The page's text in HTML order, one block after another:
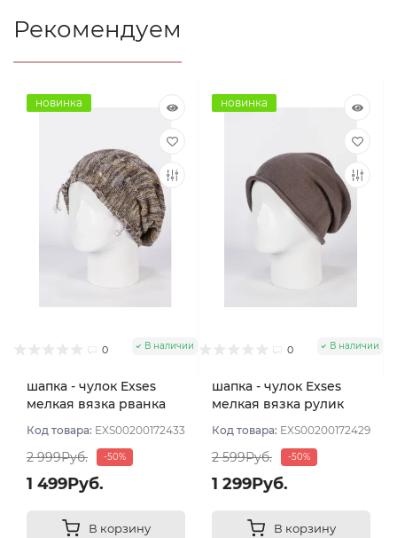
Рекомендуем
новинка
0 В наличии
шапка - чулок Exses
мелкая вязка рванка
кор беж сер бел
Код товара: EXS00200172433
2 999Руб. -50%
1 499Руб.
В корзину
новинка
0 В наличии
шапка - чулок Exses
мелкая вязка рулик
Серый темный
Код товара: EXS00200172429
2 599Руб. -50%
1 299Руб.
В корзину